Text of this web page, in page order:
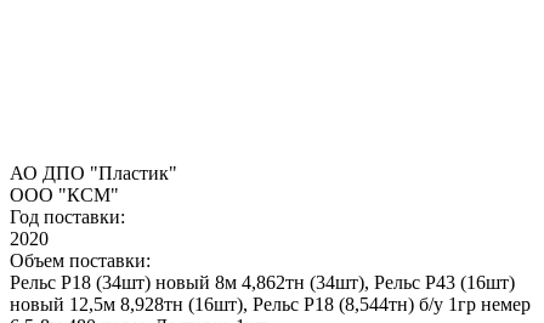
АО ДПО "Пластик"
ООО "КСМ"
Год поставки:
2020
Объем поставки:
Рельс Р18 (34шт) новый 8м 4,862тн (34шт), Рельс P43 (16шт)
новый 12,5м 8,928тн (16шт), Рельс Р18 (8,544тн) б/у 1гр немер